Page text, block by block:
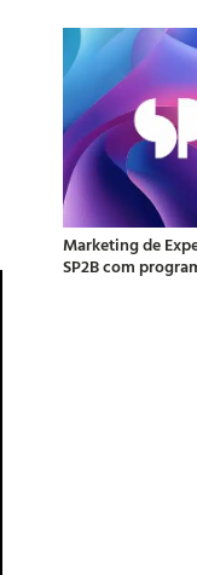
Marketing de
SP2B com